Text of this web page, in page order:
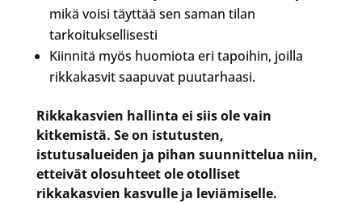
mikä voisi täyttää sen saman tilan
tarkoituksellisesti
Kiinnitä myös huomiota eri tapoihin, joilla
rikkakasvit saapuvat puutarhaasi.
Rikkakasvien hallinta ei siis ole vain
kitkemistä. Se on istutusten,
istutusalueiden ja pihan suunnittelua niin,
etteivät olosuhteet ole otolliset
rikkakasvien kasvulle ja leviämiselle.